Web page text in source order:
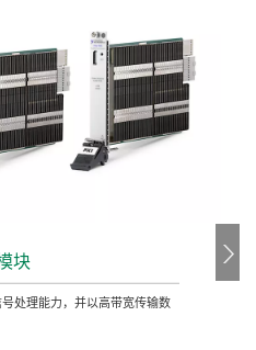
块
处理能力，并以高带宽传输数